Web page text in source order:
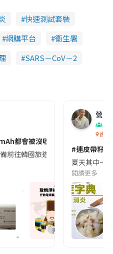
快速測試套裝
網購平台
衞生署
SARS－CoV－2
都會被沒收😱出發前切記檢查
備前往韓國旅遊的民眾，近期要
營養
香港
#連皮帶籽
夏天其中一
閱讀更多